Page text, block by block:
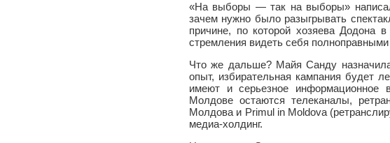
«На выборы — так на выборы»
зачем нужно было разыгрывать
причине, по которой хозяева Додона
стремления видеть себя
Что же дальше? Майя Санду
опыт, избирательная кампания будет
имеют и серьезное информационное
Молдове остаются телеканалы,
Молдова и Primul in Moldova
медиа-холдинг.